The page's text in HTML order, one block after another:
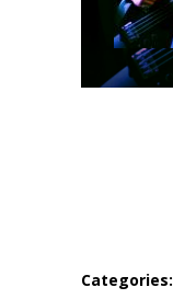
Categories: